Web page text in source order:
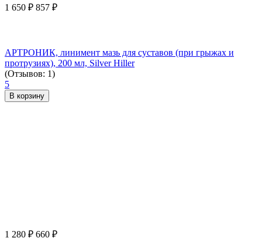
1 650 ₽ 857 ₽
АРТРОНИК, линимент мазь для суставов (при грыжах и
протрузиях), 200 мл, Silver Hiller
(Отзывов: 1)
5
В корзину
1 280 ₽ 660 ₽